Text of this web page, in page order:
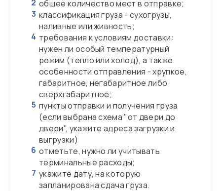
2 общее количество мест в отправке;
3 классификация груза - сухогрузы,
наливные или живность;
4 требования к условиям доставки:
нужен ли особый температурный
режим (тепло или холод), а также
особенности отправления - хрупкое,
габаритное, негабаритное либо
сверхгабаритное;
5 пункты отправки и получения груза
(если выбрана схема "от двери до
двери", укажите адреса загрузки и
выгрузки)
6 отметьте, нужно ли учитывать
терминальные расходы;
7 укажите дату, на которую
запланирована сдача груза.